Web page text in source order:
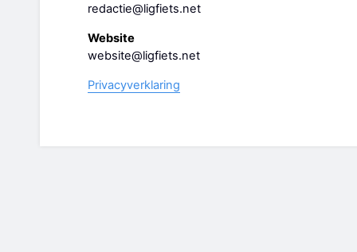
redactie@ligfiets.net
Website
website@ligfiets.net
Privacyverklaring